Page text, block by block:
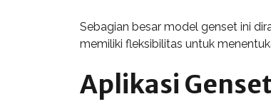
Sebagian besar model genset ini
memiliki fleksibilitas untuk
Aplikasi